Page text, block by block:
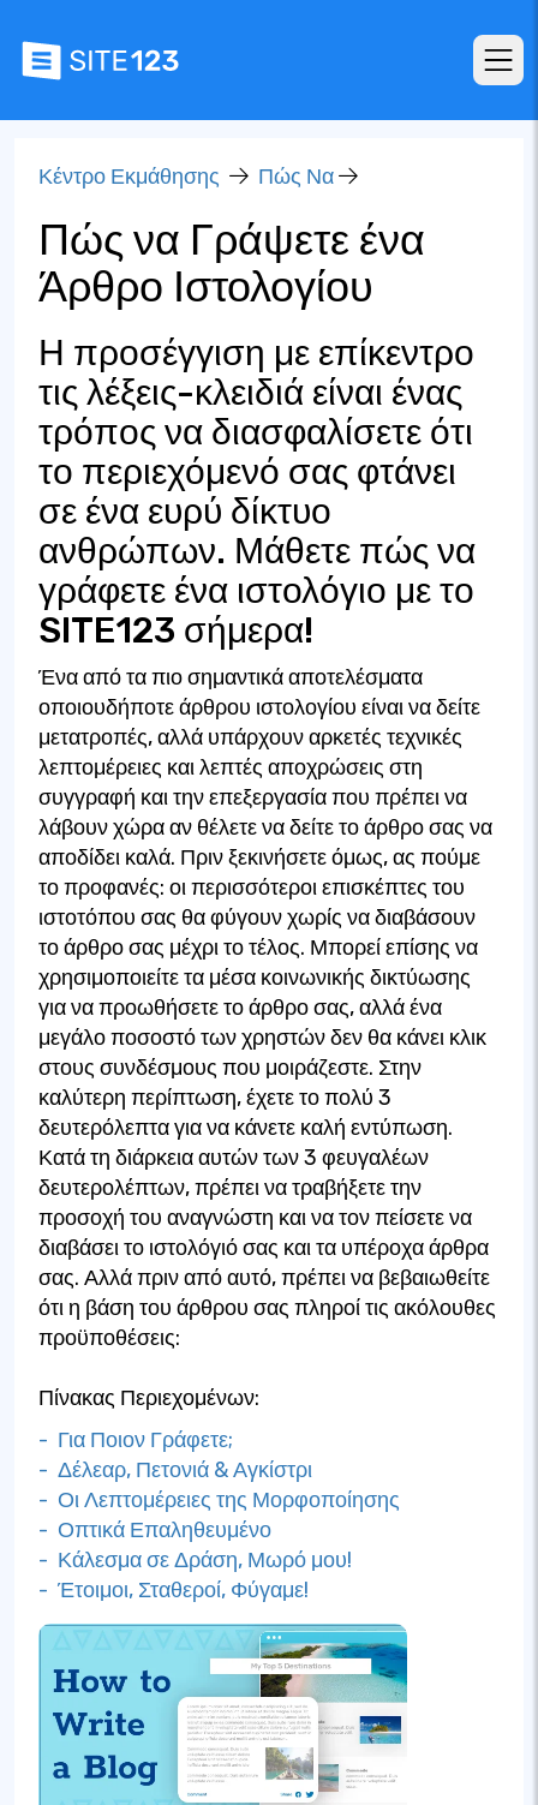
Κέντρο Εκμάθησης Πώς Να
Πώς να Γράψετε ένα
Άρθρο Ιστολογίου
Η προσέγγιση με επίκεντρο
τις λέξεις-κλειδιά είναι ένας
τρόπος να διασφαλίσετε ότι
το περιεχόμενό σας φτάνει
σε ένα ευρύ δίκτυο
ανθρώπων. Μάθετε πώς να
γράφετε ένα ιστολόγιο με το
SITE123 σήμερα!
Ένα από τα πιο σημαντικά αποτελέσματα
οποιουδήποτε άρθρου ιστολογίου είναι να δείτε
μετατροπές, αλλά υπάρχουν αρκετές τεχνικές
λεπτομέρειες και λεπτές αποχρώσεις στη
συγγραφή και την επεξεργασία που πρέπει να
λάβουν χώρα αν θέλετε να δείτε το άρθρο σας να
αποδίδει καλά. Πριν ξεκινήσετε όμως, ας πούμε
το προφανές: οι περισσότεροι επισκέπτες του
ιστοτόπου σας θα φύγουν χωρίς να διαβάσουν
το άρθρο σας μέχρι το τέλος. Μπορεί επίσης να
χρησιμοποιείτε τα μέσα κοινωνικής δικτύωσης
για να προωθήσετε το άρθρο σας, αλλά ένα
μεγάλο ποσοστό των χρηστών δεν θα κάνει κλικ
στους συνδέσμους που μοιράζεστε. Στην
καλύτερη περίπτωση, έχετε το πολύ 3
δευτερόλεπτα για να κάνετε καλή εντύπωση.
Κατά τη διάρκεια αυτών των 3 φευγαλέων
δευτερολέπτων, πρέπει να τραβήξετε την
προσοχή του αναγνώστη και να τον πείσετε να
διαβάσει το ιστολόγιό σας και τα υπέροχα άρθρα
σας. Αλλά πριν από αυτό, πρέπει να βεβαιωθείτε
ότι η βάση του άρθρου σας πληροί τις ακόλουθες
προϋποθέσεις:
Πίνακας Περιεχομένων:
- Για Ποιον Γράφετε;
- Δέλεαρ, Πετονιά & Αγκίστρι
- Οι Λεπτομέρειες της Μορφοποίησης
- Οπτικά Επαληθευμένο
- Κάλεσμα σε Δράση, Μωρό μου!
- Έτοιμοι, Σταθεροί, Φύγαμε!